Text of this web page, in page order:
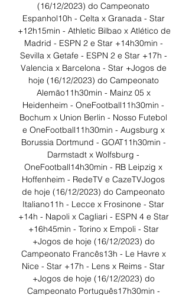
(16/12/2023) do Campeonato
Espanhol10h - Celta x Granada - Star
+12h15min - Athletic Bilbao x Atlético de
Madrid - ESPN 2 e Star +14h30min -
Sevilla x Getafe - ESPN 2 e Star +17h -
Valencia x Barcelona - Star +Jogos de
hoje (16/12/2023) do Campeonato
Alemão11h30min - Mainz 05 x
Heidenheim - OneFootball11h30min -
Bochum x Union Berlin - Nosso Futebol
e OneFootball11h30min - Augsburg x
Borussia Dortmund - GOAT11h30min -
Darmstadt x Wolfsburg -
OneFootball14h30min - RB Leipzig x
Hoffenheim - RedeTV e CazeTVJogos
de hoje (16/12/2023) do Campeonato
Italiano11h - Lecce x Frosinone - Star
+14h - Napoli x Cagliari - ESPN 4 e Star
+16h45min - Torino x Empoli - Star
+Jogos de hoje (16/12/2023) do
Campeonato Francês13h - Le Havre x
Nice - Star +17h - Lens x Reims - Star
+Jogos de hoje (16/12/2023) do
Campeonato Português17h30min -